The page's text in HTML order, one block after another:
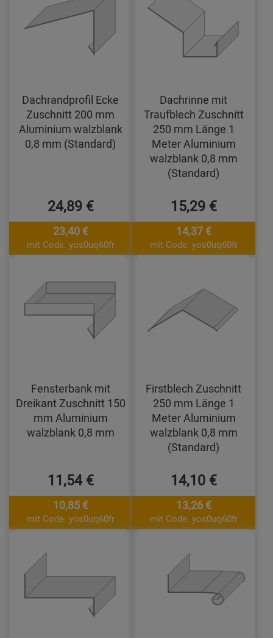
Dachrandprofil Ecke
Zuschnitt 200 mm
Aluminium walzblank
0,8 mm (Standard)
24,89 €
23,40 €
mit Code: yos0uq60fr
Dachrinne mit
Traufblech Zuschnitt
250 mm Länge 1
Meter Aluminium
walzblank 0,8 mm
(Standard)
15,29 €
14,37 €
mit Code: yos0uq60fr
Fensterbank mit
Dreikant Zuschnitt 150
mm Aluminium
walzblank 0,8 mm
11,54 €
10,85 €
mit Code: yos0uq60fr
Firstblech Zuschnitt
250 mm Länge 1
Meter Aluminium
walzblank 0,8 mm
(Standard)
14,10 €
13,26 €
mit Code: yos0uq60fr